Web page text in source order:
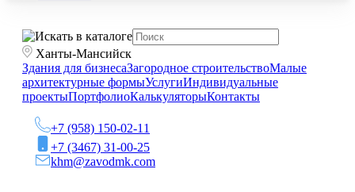
Ханты-Мансийск
Здания для бизнесаЗагородное строительствоМалые
архитектурные формыУслугиИндивидуальные
проектыПортфолиоКалькуляторыКонтакты
+7 (958) 150-02-11
+7 (3467) 31-00-25
khm@zavodmk.com